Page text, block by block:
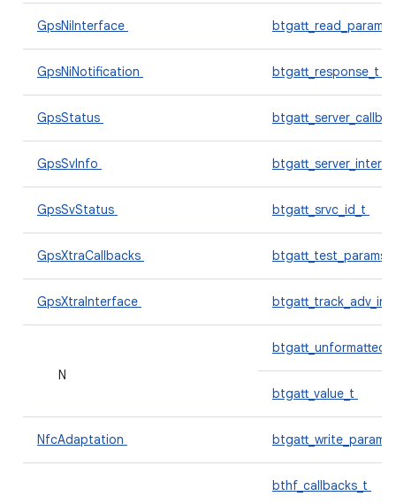
GpsNiInterface
GpsNiNotification btgatt_response_t
GpsStatus
GpsSvInfo
GpsSvStatus btgatt_srvc_id_t
GpsXtraCallbacks
GpsXtraInterface
N
btgatt_value_t
NfcAdaptation
bthf_callbacks_t